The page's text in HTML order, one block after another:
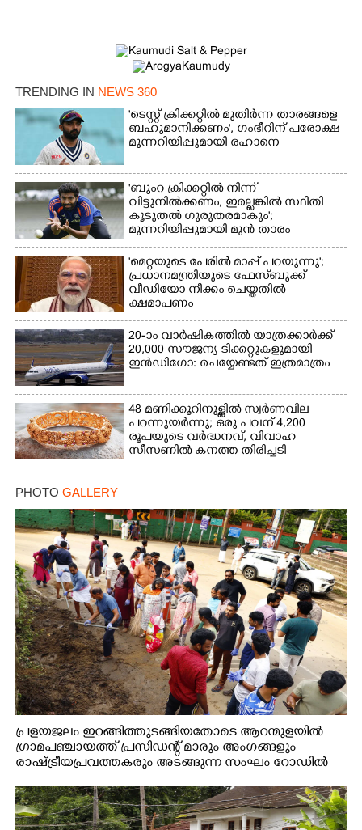
TRENDING IN NEWS 360
'ടെസ്റ്റ് ക്രിക്കറ്റിൽ മുതിർന്ന താരങ്ങളെ
ബഹുമാനിക്കണം', ഗംഭീറിന് പരോക്ഷ
മുന്നറിയിപ്പുമായി രഹാനെ
'ബുംറ ക്രിക്കറ്റിൽ നിന്ന്
വിട്ടുനിൽക്കണം, ഇല്ലെങ്കിൽ സ്ഥിതി
കൂടുതൽ ഗുരുതരമാകും';
മുന്നറിയിപ്പുമായി മുൻ താരം
'മെറ്റയുടെ പേരിൽ മാപ്പ് പറയുന്നു';
പ്രധാനമന്ത്രിയുടെ ഫേസ്‌ബുക്ക്
വീഡിയോ നീക്കം ചെയ്തതിൽ
ക്ഷമാപണം
20-ാം വാർഷികത്തിൽ യാത്രക്കാർക്ക്
20,000 സൗജന്യ ടിക്കറ്റുകളുമായി
ഇൻഡിഗോ: ചെയ്യേണ്ടത് ഇത്രമാത്രം
48 മണിക്കൂറിനുള്ളിൽ സ്വർണവില
പറന്നുയർന്നു; ഒരു പവന് 4,200
രൂപയുടെ വർദ്ധനവ്, വിവാഹ
സീസണിൽ കനത്ത തിരിച്ചടി
PHOTO GALLERY
പ്രളയജലം ഇറങ്ങിത്തുടങ്ങിയതോടെ ആറന്മുളയിൽ
ഗ്രാമപഞ്ചായത്ത് പ്രസിഡന്റ് മാരും അംഗങ്ങളും
രാഷ്ട്രീയപ്രവത്തകരും അടങ്ങുന്ന സംഘം റോഡിൽ
അടിഞ്ഞ് കൂടിയ ചെളിയും മണ്ണും മറ്റ് മാലിന്യങ്ങളും
നീക്കം ചെയ്യുന്നു.